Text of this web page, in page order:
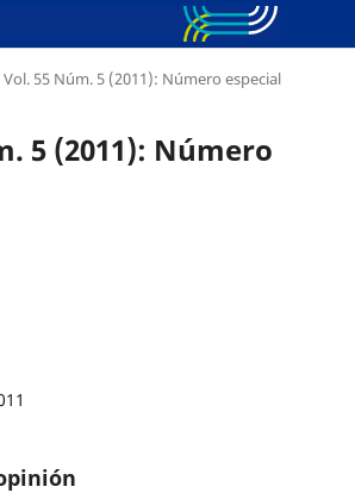
Vol. 55 Núm. 5 (2011): Número especial
5 (2011): Número